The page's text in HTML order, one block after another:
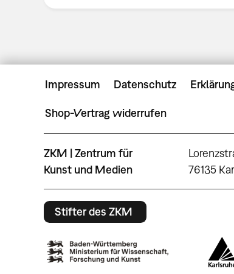
Impressum Datenschutz
Shop-Vertrag widerrufen
ZKM | Zentrum für
Kunst und Medien
76135
Stifter des ZKM